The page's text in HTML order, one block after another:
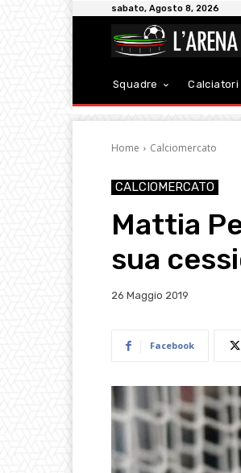
sabato, Agosto 8, 2026
Squadre Calciatori
Home Calciomercato
CALCIOMERCATO
Mattia
sua
26 Maggio 2019
Facebook